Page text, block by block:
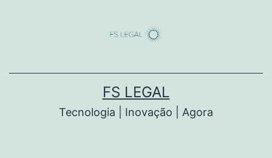
conteúdo
FS LEGAL
Tecnologia | Inovação | Agora